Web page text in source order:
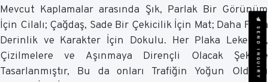
Mevcut Kaplamalar arasında Şık, Parlak Bir Görünüm
İçin Cilalı; Çağdaş, Sade Bir Çekicilik İçin Mat; Daha Fazla
Derinlik ve Karakter İçin Dokulu. Her Plaka Lekelere,
Çizilmelere ve Aşınmaya Dirençli Olacak Şekilde
Tasarlanmıştır, Bu da onları Trafiğin Yoğun Olduğu
SEND INQUIRY